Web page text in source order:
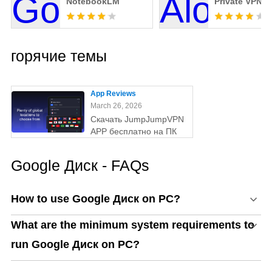
горячие темы
App Reviews
March 26, 2026
Скачать JumpJumpVPN
APP бесплатно на ПК
Google Диск - FAQs
How to use Google Диск on PC?
What are the minimum system requirements to
run Google Диск on PC?